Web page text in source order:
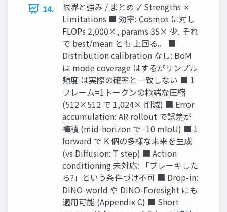
14.
限界と強み / まとめ ✓ Strengths ✗
Limitations ■ 効率: Cosmos に対し
FLOPs 2,000×, params 35× 少. それ
で best/mean とも 上回る。 ■
Distribution calibration なし: BoM
は mode coverage はするがサンプル
頻度 は実際の確率と一致しない ■ 1
フレーム=1トークンの極端な圧縮
(512×512 で 1,024× 削減) ■ Error
accumulation: AR rollout で誤差が
褲積 (mid-horizon で -10 mIoU) ■ 1
forward で K 個の多様な未来を生成
(vs Diffusion: T step) ■ Action
conditioning 未対応: 「ブレーキした
ら?」という条件づけ不可 ■ Drop-in:
DINO-world や DINO-Foresight にも
適用可能 (Appendix C) ■ Short